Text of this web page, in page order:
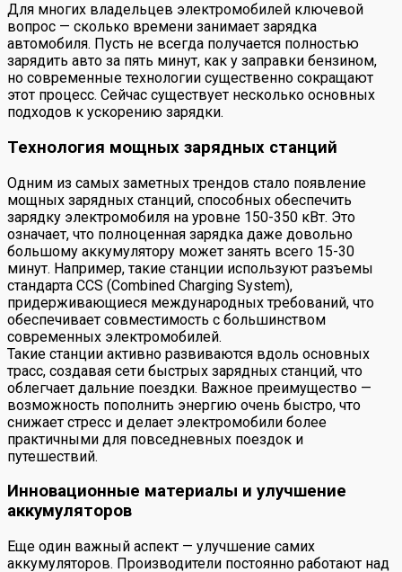
Для многих владельцев электромобилей ключевой
вопрос — сколько времени занимает зарядка
автомобиля. Пусть не всегда получается полностью
зарядить авто за пять минут, как у заправки бензином,
но современные технологии существенно сокращают
этот процесс. Сейчас существует несколько основных
подходов к ускорению зарядки.
Технология мощных зарядных станций
Одним из самых заметных трендов стало появление
мощных зарядных станций, способных обеспечить
зарядку электромобиля на уровне 150-350 кВт. Это
означает, что полноценная зарядка даже довольно
большому аккумулятору может занять всего 15-30
минут. Например, такие станции используют разъемы
стандарта CCS (Combined Charging System),
придерживающиеся международных требований, что
обеспечивает совместимость с большинством
современных электромобилей.
Такие станции активно развиваются вдоль основных
трасс, создавая сети быстрых зарядных станций, что
облегчает дальние поездки. Важное преимущество —
возможность пополнить энергию очень быстро, что
снижает стресс и делает электромобили более
практичными для повседневных поездок и
путешествий.
Инновационные материалы и улучшение
аккумуляторов
Еще один важный аспект — улучшение самих
аккумуляторов. Производители постоянно работают над